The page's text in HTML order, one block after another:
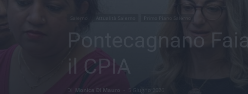
Pontecagnano
il CPIA
Di Monica Di Mauro 5 Giugno 2026